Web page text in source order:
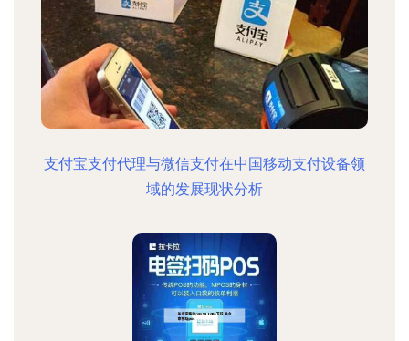
支付宝支付代理与微信支付在中国移动支付设备领
域的发展现状分析